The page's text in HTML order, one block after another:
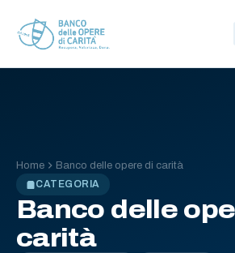
Home
Banco delle opere di carità
CATEGORIA
Banco delle
carità